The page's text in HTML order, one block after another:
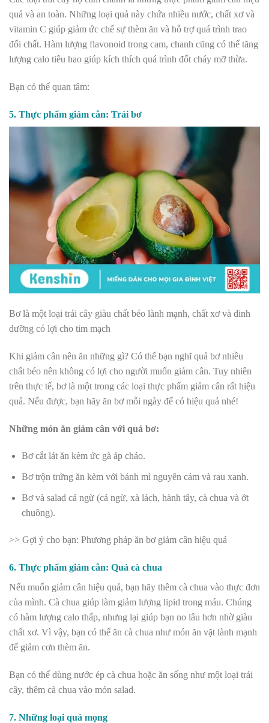
quả và an toàn. Những loại quả này chứa nhiều nước, chất xơ và
vitamin C giúp giảm ức chế sự thèm ăn và hỗ trợ quá trình trao
đổi chất. Hàm lượng flavonoid trong cam, chanh cũng có thể tăng
lượng calo tiêu hao giúp kích thích quá trình đốt cháy mỡ thừa.
Bạn có thể quan tâm:
5. Thực phẩm giảm cân: Trái bơ
Bơ là một loại trái cây giàu chất béo lành mạnh, chất xơ và dinh
dưỡng có lợi cho tim mạch
Khi giảm cân nên ăn những gì? Có thể bạn nghĩ quả bơ nhiều
chất béo nên không có lợi cho người muốn giảm cân. Tuy nhiên
trên thực tế, bơ là một trong các loại thực phẩm giảm cân rất hiệu
quả. Nếu được, bạn hãy ăn bơ mỗi ngày để có hiệu quả nhé!
Những món ăn giảm cân với quả bơ:
Bơ cắt lát ăn kèm ức gà áp chảo.
Bơ trộn trứng ăn kèm với bánh mì nguyên cám và rau xanh.
Bơ và salad cá ngừ (cá ngừ, xà lách, hành tây, cà chua và ớt
chuông).
>> Gợi ý cho bạn: Phương pháp ăn bơ giảm cân hiệu quả
6. Thực phẩm giảm cân: Quả cà chua
Nếu muốn giảm cân hiệu quả, bạn hãy thêm cà chua vào thực đơn
của mình. Cà chua giúp làm giảm lượng lipid trong máu. Chúng
có hàm lượng calo thấp, nhưng lại giúp bạn no lâu hơn nhờ giàu
chất xơ. Vì vậy, bạn có thể ăn cà chua như món ăn vặt lành mạnh
để giảm cơn thèm ăn.
Bạn có thể dùng nước ép cà chua hoặc ăn sống như một loại trái
cây, thêm cà chua vào món salad.
7. Những loại quả mọng